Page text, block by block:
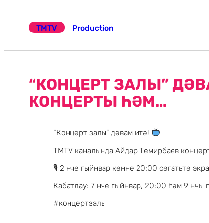
TMTV
Production
“КОНЦЕРТ ЗАЛЫ”
КОНЦЕРТЫ ҺӘМ…
“Концерт залы” дәвам итә!
ТМТV каналында Айдар Темирбаев
🎙 2 нче гыйнвар көнне 20:00 сәгатьтә
Кабатлау: 7 нче гыйнвар, 20:00 һәм 9 нчы
#концертзалы